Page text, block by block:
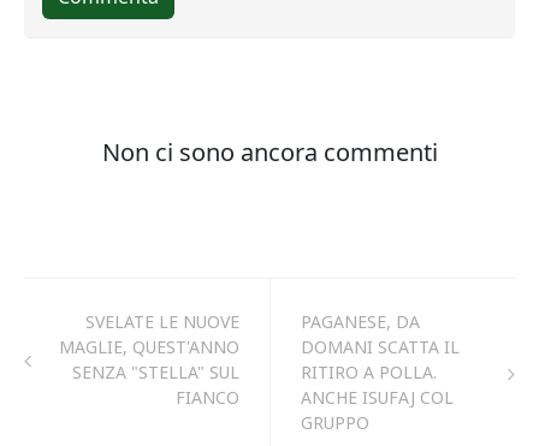
SVELATE LE NUOVE
MAGLIE, QUEST'ANNO
SENZA "STELLA" SUL
FIANCO
PAGANESE, DA
DOMANI SCATTA IL
RITIRO A POLLA.
ANCHE ISUFAJ COL
GRUPPO